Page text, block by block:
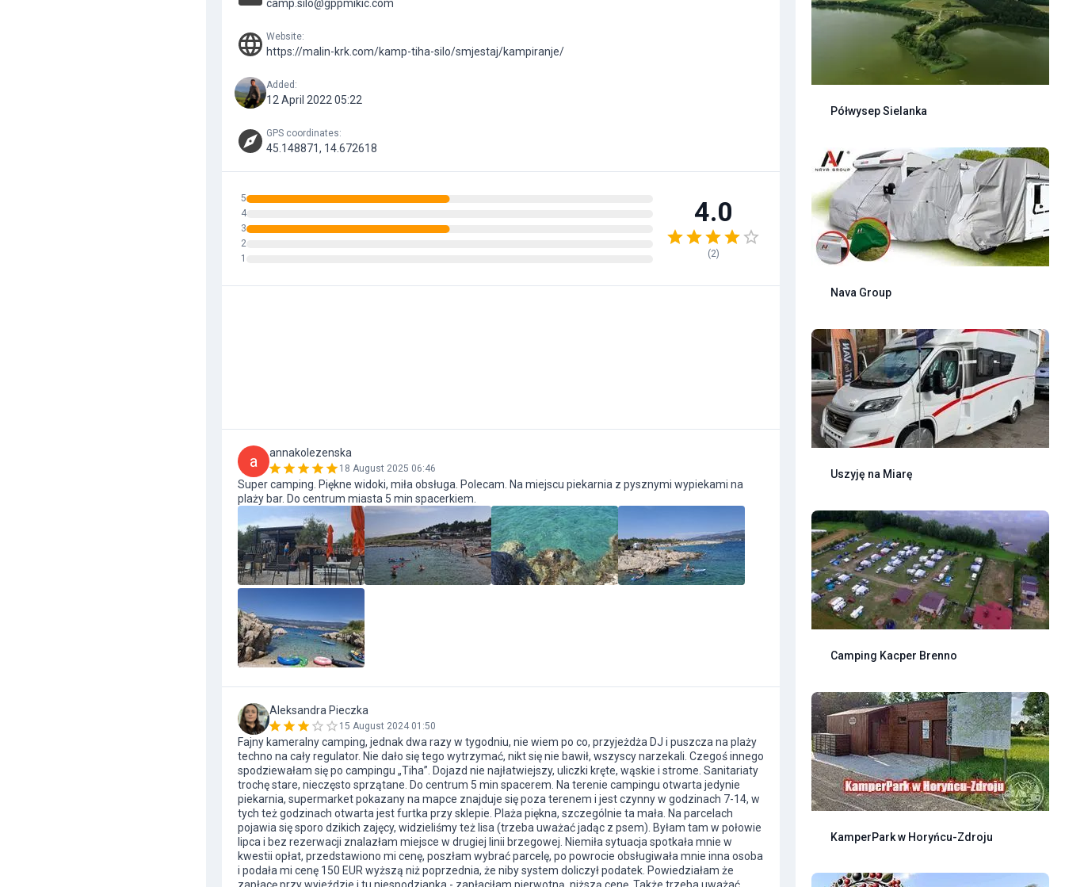
camp.silo@gppmikic.com
Website:
https://malin-krk.com/kamp-tiha-silo/smjestaj/kampiranje/
Added :
12 April 2022 05:22
GPS coordinates:
45.148871, 14.672618
5
4
3
2
1
4.0
(2)
a annakolezenska
18 August 2025 06:46
Super camping. Piękne widoki, miła obsługa. Polecam. Na miejscu piekarnia z pysznymi wypiekami na
plaży bar. Do centrum miasta 5 min spacerkiem.
Aleksandra Pieczka
15 August 2024 01:50
Fajny kameralny camping, jednak dwa razy w tygodniu, nie wiem po co, przyjeżdża DJ i puszcza na plaży
techno na cały regulator. Nie dało się tego wytrzymać, nikt się nie bawił, wszyscy narzekali. Czegoś innego
spodziewałam się po campingu „Tiha”. Dojazd nie najłatwiejszy, uliczki kręte, wąskie i strome. Sanitariaty
trochę stare, nieczęsto sprzątane. Do centrum 5 min spacerem. Na terenie campingu otwarta jedynie
piekarnia, supermarket pokazany na mapce znajduje się poza terenem i jest czynny w godzinach 7-14, w
tych też godzinach otwarta jest furtka przy sklepie. Plaża piękna, szczególnie ta mała. Na parcelach
pojawia się sporo dzikich zajęcy, widzieliśmy też lisa (trzeba uważać jadąc z psem). Byłam tam w połowie
lipca i bez rezerwacji znalazłam miejsce w drugiej linii brzegowej. Niemiła sytuacja spotkała mnie w
kwestii opłat, przedstawiono mi cenę, poszłam wybrać parcelę, po powrocie obsługiwała mnie inna osoba
i podała mi cenę 150 EUR wyższą niż poprzednia, że niby system doliczył podatek. Powiedziałam że
Półwysep Sielanka
Nava Group
Uszyję na Miarę
Camping Kacper Brenno
KamperPark w Horyńcu-Zdroju